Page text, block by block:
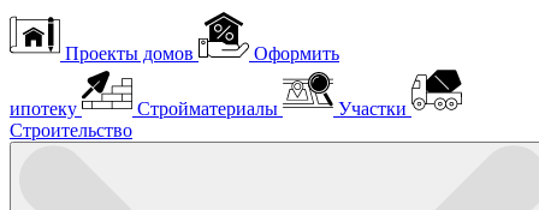
Проекты домов Оформить
ипотеку Стройматериалы
Участки
Строительство